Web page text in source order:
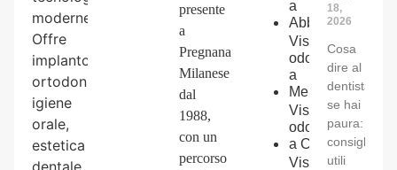
moderne.
Offre
implantologia,
ortodonzia,
igiene
orale,
estetica
dentale
presente
a
Pregnana
Milanese
dal
1988,
con un
percorso
a
Abbiategrasso
Visita
odontoiatrica
a
Melegnano
Visita
odontoiatrica
a Cornaredo
Visita
18,
2026
Cosa
dire al
dentista
se hai
paura:
consigli
utili